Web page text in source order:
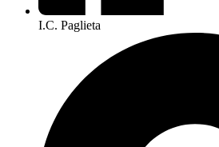
I.C. Paglieta